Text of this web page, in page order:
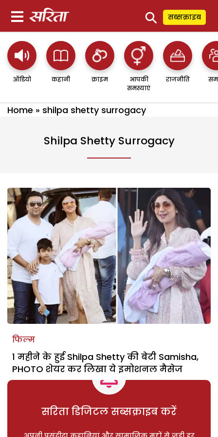
⚲ सब्सक्राइब
ऑडियो कहानी क्राइम
आपकी
समस्याएं
राजनीति
Home » shilpa shetty surrogacy
Shilpa Shetty Surrogacy
फिल्म
1 महीने के हुई Shilpa Shetty की बेटी Samisha,
PHOTO शेयर कर लिखा ये इमोशनल मैसेज
सरिता डिजिटल सब्सक्राइब करें